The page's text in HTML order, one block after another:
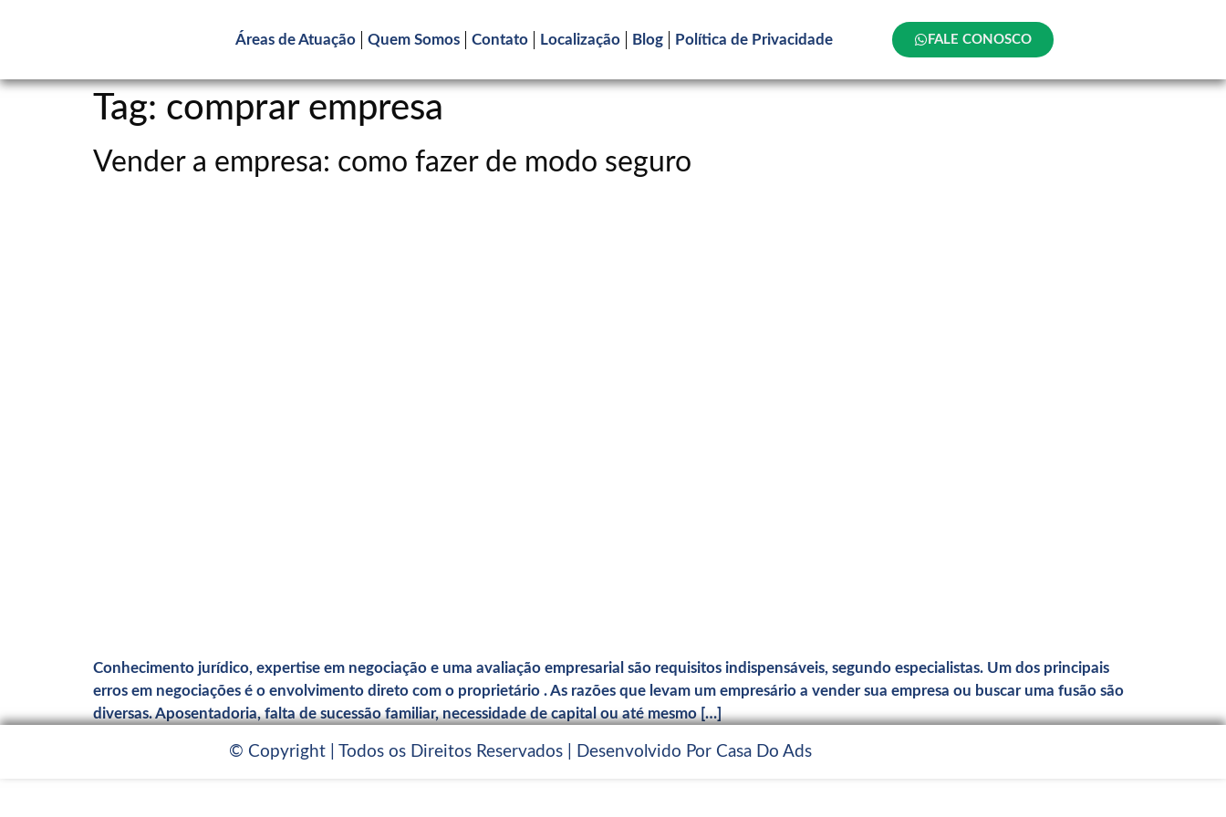
Áreas de Atuação Quem Somos Contato Localização Blog Política de Privacidade FALE CONOSCO
Tag: comprar empresa
Vender a empresa: como fazer de modo seguro
Conhecimento jurídico, expertise em negociação e uma avaliação empresarial são requisitos indispensáveis, segundo especialistas. Um dos principais
erros em negociações é o envolvimento direto com o proprietário . As razões que levam um empresário a vender sua empresa ou buscar uma fusão são
diversas. Aposentadoria, falta de sucessão familiar, necessidade de capital ou até mesmo […]
© Copyright | Todos os Direitos Reservados | Desenvolvido Por Casa Do Ads